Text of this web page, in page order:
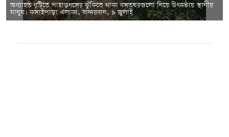
অব্যাহত বৃষ্টিতে পাহাড়ধসের ঝুঁকিতে থাকা বসতঘরগুলো নিয়ে উৎকণ্ঠায় স্থানীয়
মানুষ। কসাইপাড়া এলাকা, বান্দরবান, ৯ জুলাই